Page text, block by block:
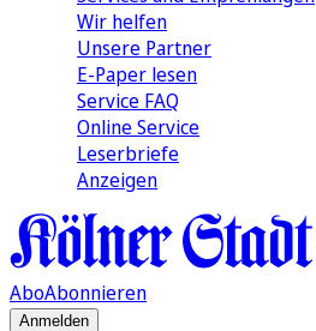
Wir helfen
Unsere Partner
E-Paper lesen
Service FAQ
Online Service
Leserbriefe
Anzeigen
AboAbonnieren
Anmelden